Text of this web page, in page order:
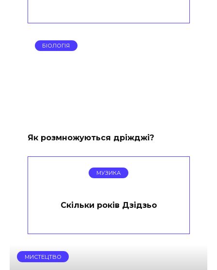
БІОЛОГІЯ
Як розмножуються дріжджі?
МУЗИКА
Скільки років Дзідзьо
МИСТЕЦТВО